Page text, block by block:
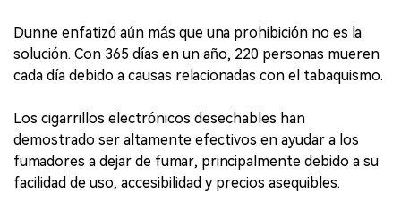
Dunne enfatizó aún más que una prohibición no es la
solución. Con 365 días en un año, 220 personas mueren
cada día debido a causas relacionadas con el tabaquismo.
Los cigarrillos electrónicos desechables han
demostrado ser altamente efectivos en ayudar a los
fumadores a dejar de fumar, principalmente debido a su
facilidad de uso, accesibilidad y precios asequibles.